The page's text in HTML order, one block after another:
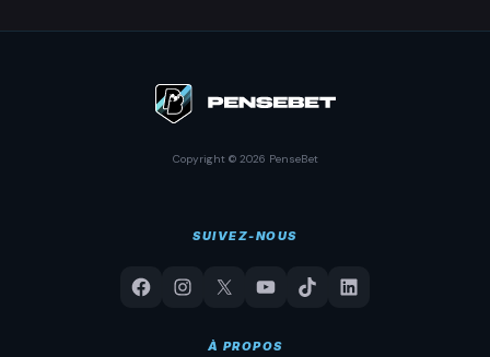
Copyright © 2026 PenseBet
SUIVEZ-NOUS
À PROPOS